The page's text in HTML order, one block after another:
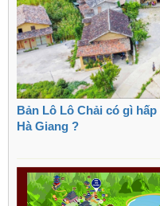
Bản Lô Lô Chải có gì
Hà Giang ?